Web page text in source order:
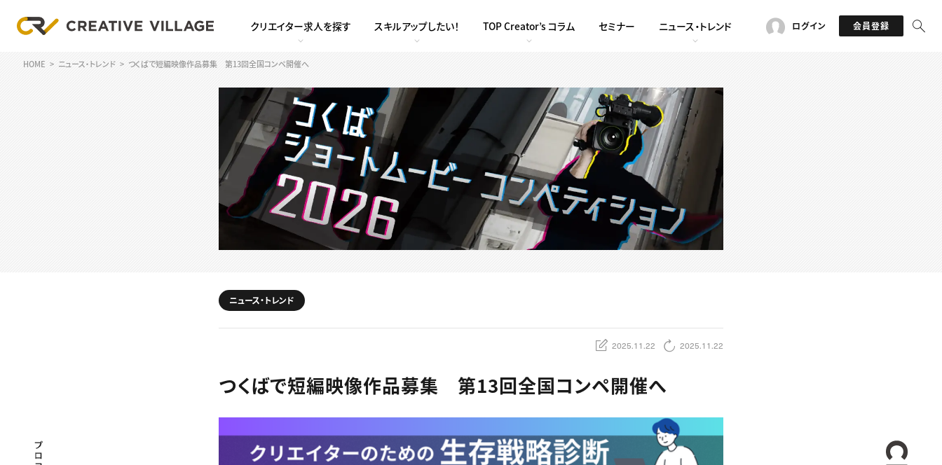
クリエイター求人を探す スキルアップしたい！ TOP Creator’s コラム セミナー ニュース・トレンド ログイン 会員登録
HOME ニュース・トレンド つくばで短編映像作品募集 第13回全国コンペ開催へ
ニュース・トレンド
2025.11.22 2025.11.22
つくばで短編映像作品募集 第13回全国コンペ開催へ